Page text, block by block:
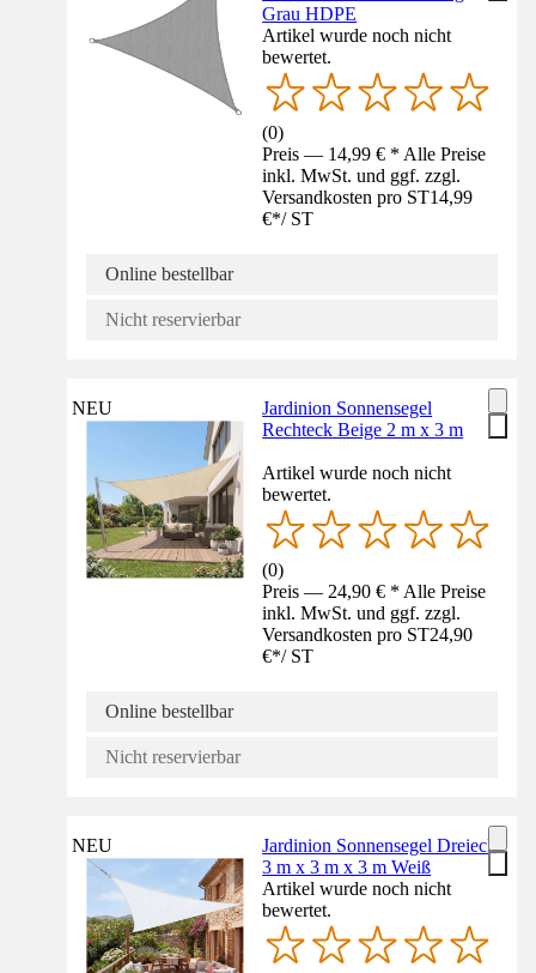
Grau HDPE
Artikel wurde noch nicht
bewertet.
(0)
Preis — 14,99 € * Alle Preise
inkl. MwSt. und ggf. zzgl.
Versandkosten pro ST14,99
€*/ ST
Online bestellbar
Nicht reservierbar
NEU
Jardinion Sonnensegel
Rechteck Beige 2 m x 3 m
Artikel wurde noch nicht
bewertet.
(0)
Preis — 24,90 € * Alle Preise
inkl. MwSt. und ggf. zzgl.
Versandkosten pro ST24,90
€*/ ST
Online bestellbar
Nicht reservierbar
NEU
Jardinion Sonnensegel Dreieck
3 m x 3 m x 3 m Weiß
Artikel wurde noch nicht
bewertet.